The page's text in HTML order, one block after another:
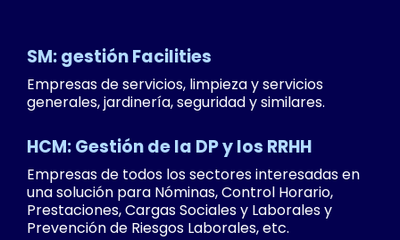
SM: gestión Facilities
Empresas de servicios, limpieza y servicios
generales, jardinería, seguridad y similares.
HCM: Gestión de la DP y los RRHH
Empresas de todos los sectores interesadas en
una solución para Nóminas, Control Horario,
Prestaciones, Cargas Sociales y Laborales y
Prevención de Riesgos Laborales, etc.